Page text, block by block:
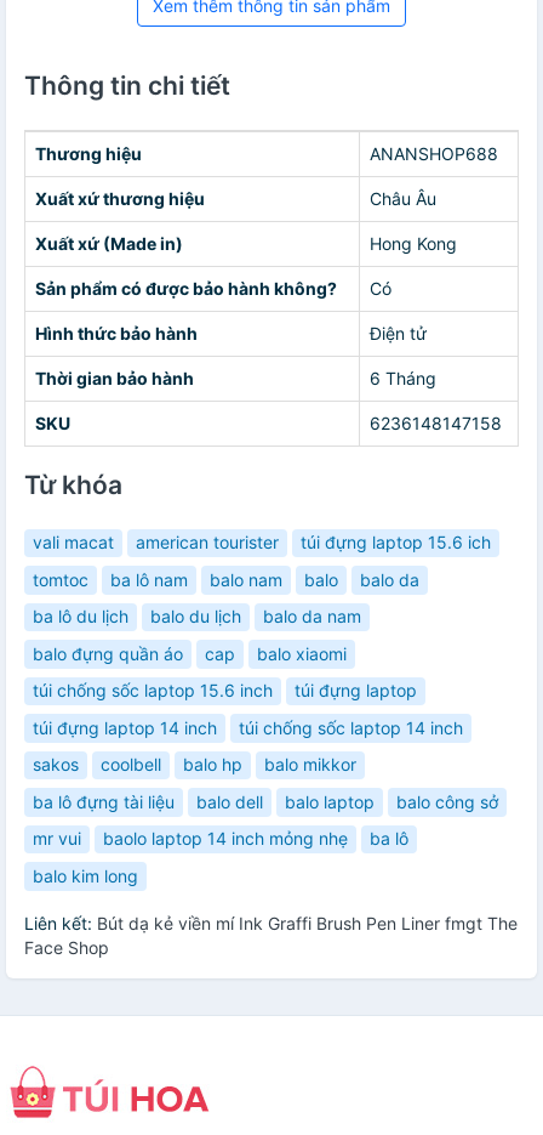
Xem thêm thông tin sản phẩm
Thông tin chi tiết
Thương hiệu ANANSHOP688
Xuất xứ thương hiệu Châu Âu
Xuất xứ (Made in) Hong Kong
Sản phẩm có được bảo hành không? Có
Hình thức bảo hành Điện tử
Thời gian bảo hành 6 Tháng
SKU 6236148147158
Từ khóa
vali macat american tourister
túi đựng laptop 15.6 ich
tomtoc
ba lô nam balo nam balo
balo da
ba lô du lịch
balo du lịch
balo da nam
balo đựng quần áo
cap
balo xiaomi
túi chống sốc laptop 15.6 inch
túi đựng laptop
túi đựng laptop 14 inch
túi chống sốc laptop 14 inch
sakos
coolbell balo hp
balo mikkor
ba lô đựng tài liệu
balo dell balo laptop
balo công sở
mr vui
baolo laptop 14 inch mỏng nhẹ
ba lô
balo kim long
Liên kết: Bút dạ kẻ viền mí Ink Graffi Brush Pen Liner fmgt The
Face Shop